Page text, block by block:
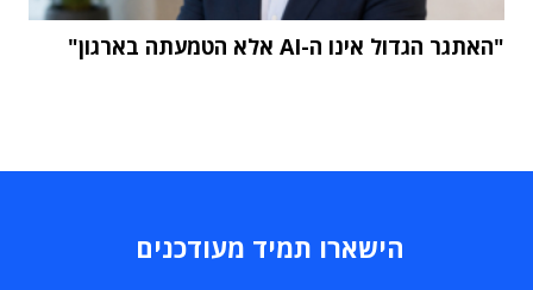
"האתגר הגדול אינו ה-AI אלא הטמעתה בארגון"
הישארו תמיד מעודכנים